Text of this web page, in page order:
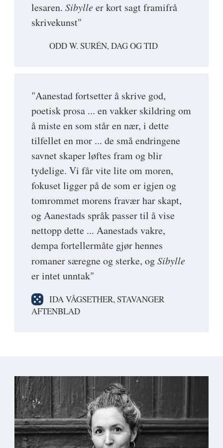
lesaren. Sibylleer kort sagt framifrå
skrivekunst"
ODD W. SURÉN, DAG OG TID
"Aanestad fortsetter å skrive god,
poetisk prosa ... en vakker skildring om
å miste en som står en nær, i dette
tilfellet en mor ... de små endringene
savnet skaper løftes fram og blir
tydelige. Vi får vite lite om moren,
fokuset ligger på de som er igjen og
tomrommet morens fravær har skapt,
og Aanestads språk passer til å vise
nettopp dette ... Aanestads vakre,
dempa fortellermåte gjør hennes
romaner særegne og sterke, ogSibylle
er intet unntak"
IDA VÅGSETHER, STAVANGER
AFTENBLAD